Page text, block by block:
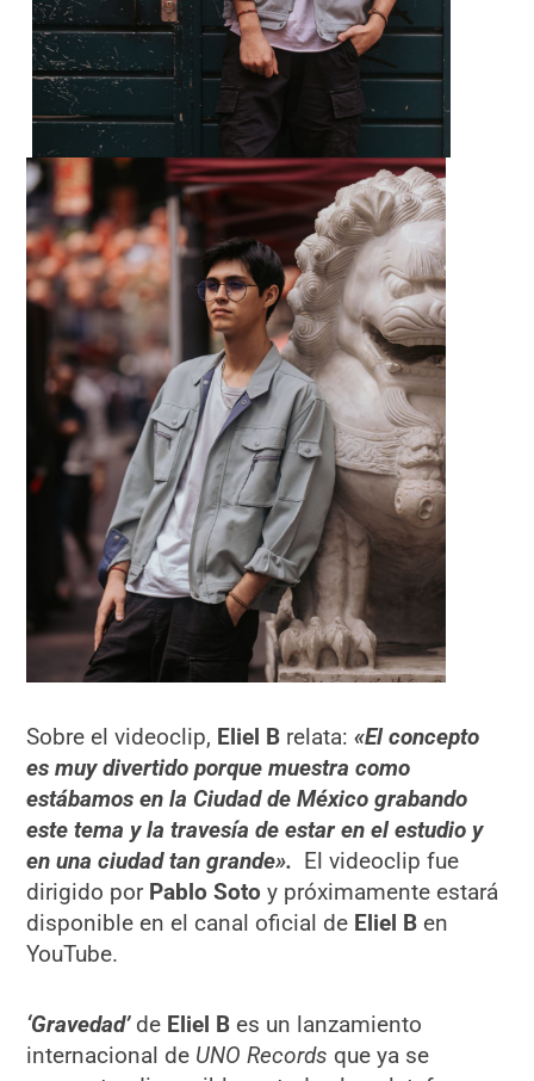
Sobre el videoclip, Eliel B relata:«El concepto
es muy divertido porque muestra como
estábamos en la Ciudad de México grabando
este tema y la travesía de estar en el estudio y
en una ciudad tan grande». El videoclip fue
dirigido por Pablo Soto y próximamente estará
disponible en el canal oficial de Eliel B en
YouTube.
‘Gravedad’de Eliel B es un lanzamiento
internacional de UNO Records que ya se